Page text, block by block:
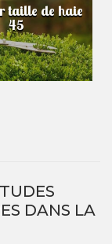
taille de haie
45
DANS LA